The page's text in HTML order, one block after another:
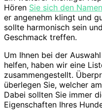
Hören Sie sich den Namen
er angenehm klingt und
sollte harmonisch sein
Geschmack treffen.
Um Ihnen bei der
helfen, haben wir eine
zusammengestellt.
überlegen Sie, welcher
Dabei sollten Sie immer
Eigenschaften Ihres